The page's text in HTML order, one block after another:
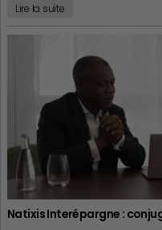
Lire la suite
Natixis Interépargne :